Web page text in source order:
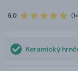
5,0
Keramický